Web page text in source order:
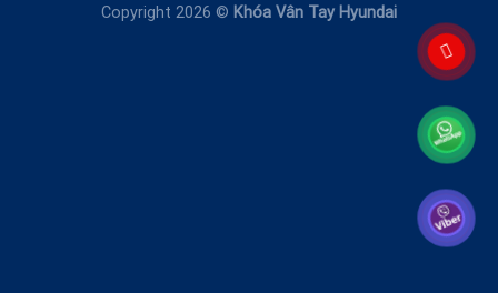
Copyright 2026 © Khóa Vân Tay Hyundai